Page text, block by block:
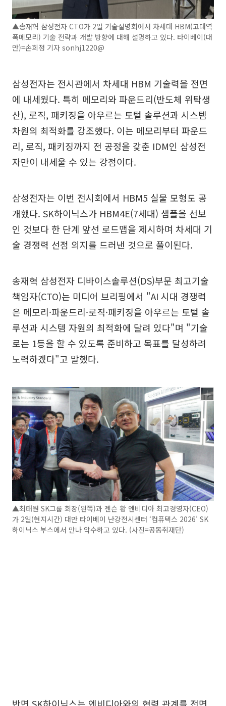
▲송재혁 삼성전자 CTO가 2일 기술설명회에서 차세대 HBM(고대역
폭메모리) 기술 전략과 개발 방향에 대해 설명하고 있다. 타이베이(대
만)=손희정 기자 sonhj1220@
삼성전자는 전시관에서 차세대 HBM 기술력을 전면
에 내세웠다. 특히 메모리와 파운드리(반도체 위탁생
산), 로직, 패키징을 아우르는 토털 솔루션과 시스템
차원의 최적화를 강조했다. 이는 메모리부터 파운드
리, 로직, 패키징까지 전 공정을 갖춘 IDM인 삼성전
자만이 내세울 수 있는 강점이다.
삼성전자는 이번 전시회에서 HBM5 실물 모형도 공
개했다. SK하이닉스가 HBM4E(7세대) 샘플을 선보
인 것보다 한 단계 앞선 로드맵을 제시하며 차세대 기
술 경쟁력 선점 의지를 드러낸 것으로 풀이된다.
송재혁 삼성전자 디바이스솔루션(DS)부문 최고기술
책임자(CTO)는 미디어 브리핑에서 "AI 시대 경쟁력
은 메모리·파운드리·로직·패키징을 아우르는 토털 솔
루션과 시스템 자원의 최적화에 달려 있다"며 "기술
로는 1등을 할 수 있도록 준비하고 목표를 달성하려
노력하겠다"고 말했다.
▲최태원 SK그룹 회장(왼쪽)과 젠슨 황 엔비디아 최고경영자(CEO)
가 2일(현지시간) 대만 타이베이 난강전시센터 ‘컴퓨텍스 2026’ SK
하이닉스 부스에서 만나 악수하고 있다. (사진=공동취재단)